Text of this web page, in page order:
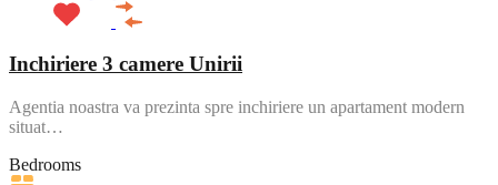
Inchiriere 3 camere Unirii
Agentia noastra va prezinta spre inchiriere un apartament modern
situat…
Bedrooms